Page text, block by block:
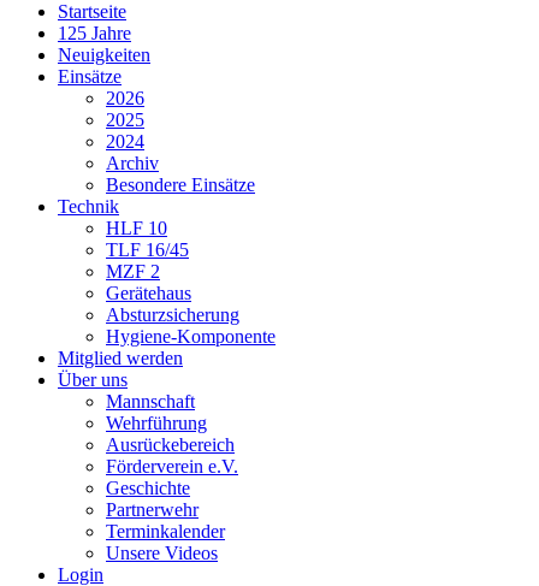
Startseite
125 Jahre
Neuigkeiten
Einsätze
2026
2025
2024
Archiv
Besondere Einsätze
Technik
HLF 10
TLF 16/45
MZF 2
Gerätehaus
Absturzsicherung
Hygiene-Komponente
Mitglied werden
Über uns
Mannschaft
Wehrführung
Ausrückebereich
Förderverein e.V.
Geschichte
Partnerwehr
Terminkalender
Unsere Videos
Login